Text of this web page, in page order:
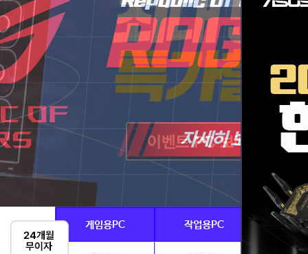
게임용PC 작업용PC Ai · 전